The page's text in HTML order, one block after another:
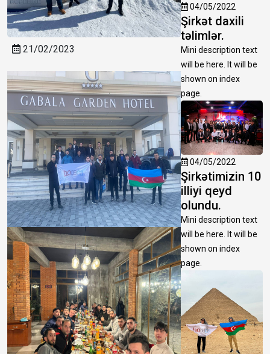
21/02/2023
04/05/2022
Şirkət daxili
təlimlər.
Mini description text
will be here. It will be
shown on index
page.
04/05/2022
Şirkətimizin 10
illiyi qeyd
olundu.
Mini description text
will be here. It will be
shown on index
page.